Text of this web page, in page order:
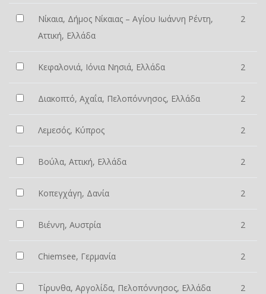
Νίκαια, Δήμος Νίκαιας – Αγίου Ιωάννη Ρέντη,
Αττική, Ελλάδα
2
Κεφαλονιά, Ιόνια Νησιά, Ελλάδα 2
Διακοπτό, Αχαΐα, Πελοπόννησος, Ελλάδα 2
Λεμεσός, Κύπρος 2
Βούλα, Αττική, Ελλάδα 2
Κοπεγχάγη, Δανία 2
Βιέννη, Αυστρία 2
Chiemsee, Γερμανία 2
Τίρυνθα, Αργολίδα, Πελοπόννησος, Ελλάδα 2